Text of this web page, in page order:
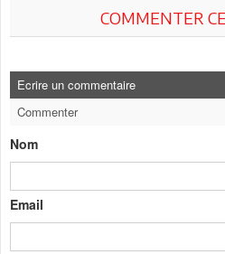
COMMENTER
Ecrire un commentaire
Commenter
Nom
Email